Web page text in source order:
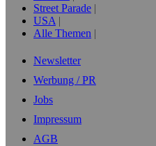
Street Parade
USA
Alle Themen
Newsletter
Werbung / PR
Jobs
Impressum
AGB